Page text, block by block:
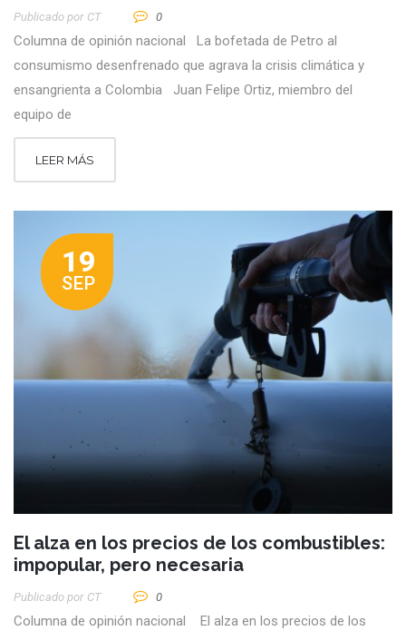
Publicado por CT 0
Columna de opinión nacional La bofetada de Petro al
consumismo desenfrenado que agrava la crisis climática y
ensangrienta a Colombia Juan Felipe Ortiz, miembro del
equipo de
LEER MÁS
19
SEP
El alza en los precios de los combustibles:
impopular, pero necesaria
Publicado por CT 0
Columna de opinión nacional El alza en los precios de los